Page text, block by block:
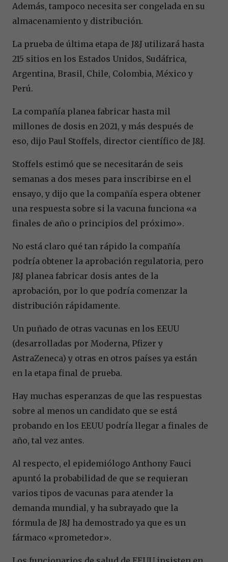
Además, tampoco necesita ser congelada en su
almacenamiento y distribución.
La prueba de última etapa de J&J utilizará hasta
215 sitios en los Estados Unidos, Sudáfrica,
Argentina, Brasil, Chile, Colombia, México y
Perú.
La compañía planea fabricar hasta mil
millones de dosis en 2021, y más después de
eso, dijo Paul Stoffels, director científico de J&J.
Stoffels estimó que se necesitarán de seis
semanas a dos meses para inscribirse en el
ensayo, y dijo que la compañía espera obtener
una respuesta sobre si la vacuna funciona «a
finales de año o principios del próximo».
No está claro qué tan rápido la compañía
podría obtener la aprobación regulatoria, pero
J&J planea fabricar dosis antes de la
aprobación, por lo que podría comenzar la
distribución rápidamente.
Un puñado de otras vacunas en los EEUU
(desarrolladas por Moderna, Pfizer y
AstraZeneca) y otras en otros países ya están
en la etapa final de prueba.
Hay muchas esperanzas de que las respuestas
sobre al menos un candidato que se está
probando en los EEUU podría llegar a finales de
año, tal vez antes.
Al respecto, el epidemiólogo Anthony Fauci
apuntó la probabilidad de que se requieran
varios tipos de vacunas para atender la
demanda mundial, y ha subrayado que la
fórmula de J&J ha demostrado ya que es un
fármaco «prometedor».